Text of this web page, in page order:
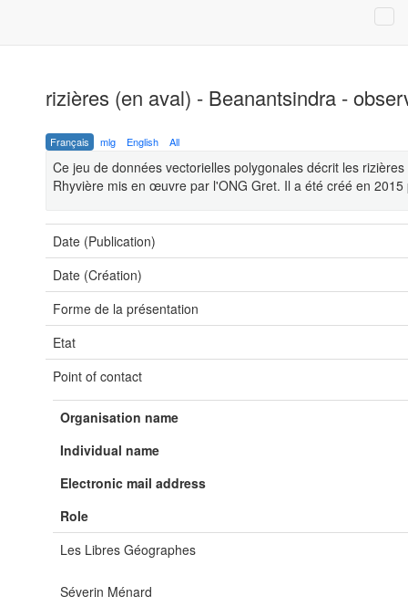
rizières (en aval) - Beanantsindra -
Français mlg English All
Ce jeu de données vectorielles polygonales décrit les
Rhyvière mis en œuvre par l'ONG Gret. Il a été créé en
Date (Publication)
Date (Création)
Forme de la présentation
Etat
Point of contact
Organisation name
Individual name
Electronic mail address
Role
Les Libres Géographes
Séverin Ménard